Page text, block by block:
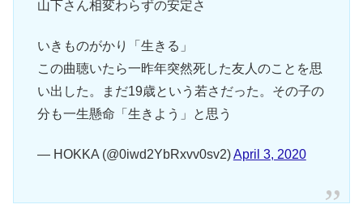
山下さん相変わらずの安定さ
いきものがかり「生きる」
この曲聴いたら一昨年突然死した友人のことを思
い出した。まだ19歳という若さだった。その子の
分も一生懸命「生きよう」と思う
— HOKKA (@0iwd2YbRxvv0sv2)April 3, 2020